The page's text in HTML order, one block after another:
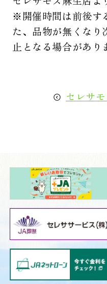
※開催時間は前後す
た、品物が無くなり
止となる場合があり
セレサ